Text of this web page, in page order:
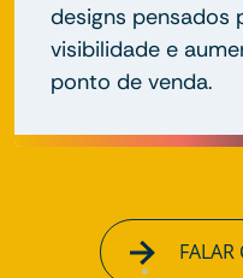
designs pensados
visibilidade e
ponto de venda.
FALAR